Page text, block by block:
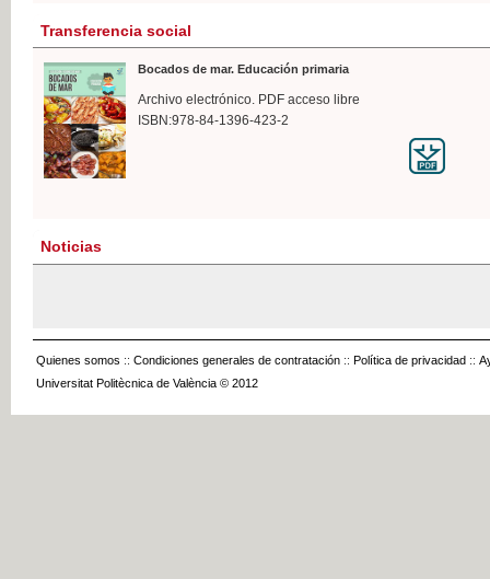
Transferencia social
Bocados de mar. Educación primaria
Archivo electrónico. PDF acceso libre
ISBN:978-84-1396-423-2
Noticias
Quienes somos :: Condiciones generales de contratación :: Política de privacidad ::
Universitat Politècnica de València © 2012